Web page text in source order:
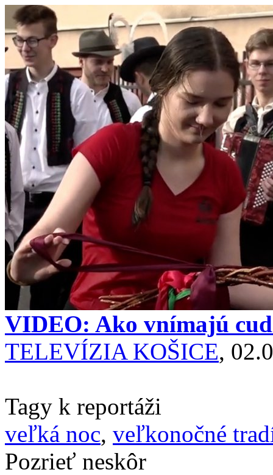
VIDEO: Ako vnímajú
TELEVÍZIA KOŠICE,
Tagy k reportáži
veľká noc, veľkonočné
Pozrieť neskôr